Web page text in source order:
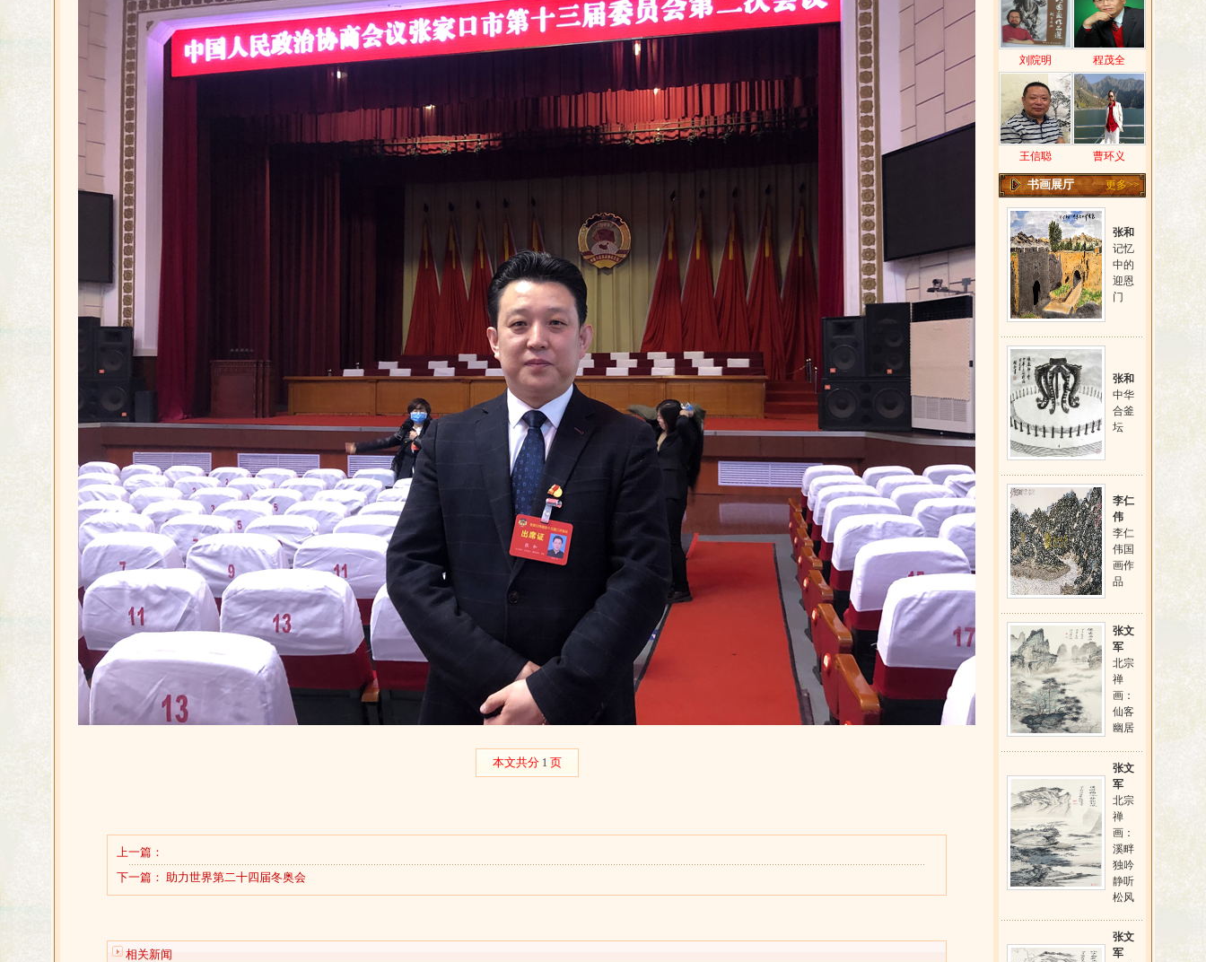
本文共分 1 页
上一篇：
下一篇： 助力世界第二十四届冬奥会
相关新闻
刘院明 程茂全
王信聪 曹环义
书画展厅 更多>>
张和
记忆
中的
迎恩
门
张和
中华
合釜
坛
李仁
伟
李仁
伟国
画作
品
张文
军
北宗
禅
画：
仙客
幽居
张文
军
北宗
禅
画：
溪畔
独吟
静听
松风
张文
军